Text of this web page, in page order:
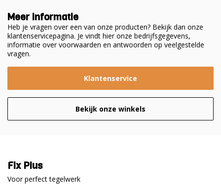
Meer informatie
Heb je vragen over een van onze producten? Bekijk dan onze
klantenservicepagina. Je vindt hier onze bedrijfsgegevens,
informatie over voorwaarden en antwoorden op veelgestelde
vragen.
Klantenservice
Bekijk onze winkels
Fix Plus
Voor perfect tegelwerk